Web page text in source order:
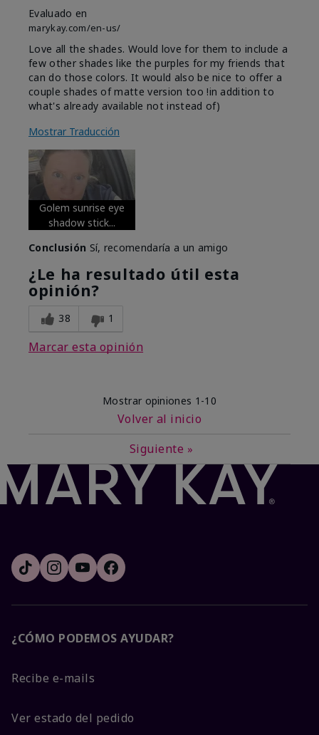
Evaluado en
marykay.com/en-us/
Love all the shades. Would love for them to include a
few other shades like the purples for my friends that
can do those colors. It would also be nice to offer a
couple shades of matte version too !in addition to
what's already available not instead of)
Mostrar Traducción
Golem sunrise eye
shadow stick...
Conclusión Sí, recomendaría a un amigo
¿Le ha resultado útil esta
opinión?
38 1
Marcar esta opinión
Mostrar opiniones 1-10
Volver al inicio
Siguiente »
¿CÓMO PODEMOS AYUDAR?
Recibe e-mails
Ver estado del pedido